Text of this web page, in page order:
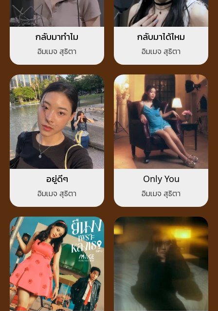
กลับมาทำไม
อิมเมจ สุธิตา
กลับมาได้ไหม
อิมเมจ สุธิตา
อยู่ดีๆ
อิมเมจ สุธิตา
Only You
อิมเมจ สุธิตา